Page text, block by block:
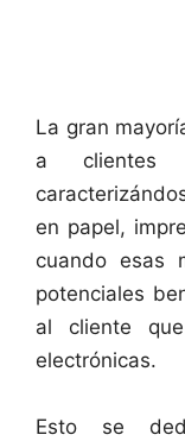
La gran
a clientes
en papel,
cuando esas
potenciales
al cliente
electrónicas.
Esto se